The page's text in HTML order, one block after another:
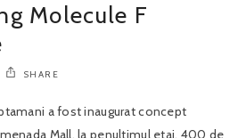
Molecule F
SHARE
a fost inaugurat concept
Mall, la penultimul etaj. 400 de